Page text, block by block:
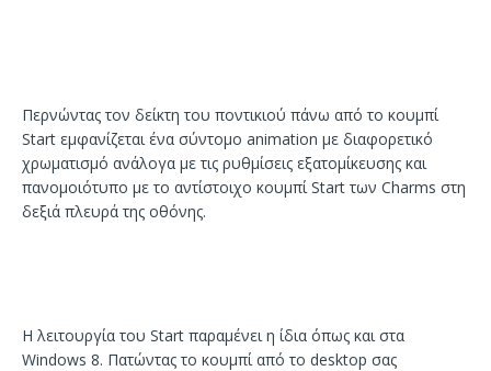
Περνώντας τον δείκτη του ποντικιού πάνω από το κουμπί
Start εμφανίζεται ένα σύντομο animation με διαφορετικό
χρωματισμό ανάλογα με τις ρυθμίσεις εξατομίκευσης και
πανομοιότυπο με το αντίστοιχο κουμπί Start των Charms στη
δεξιά πλευρά της οθόνης.
Η λειτουργία του Start παραμένει η ίδια όπως και στα
Windows 8. Πατώντας το κουμπί από το desktop σας